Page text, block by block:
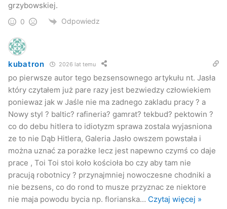
grzybowskiej.
0 Odpowiedz
kubatron 2026 lat temu
po pierwsze autor tego bezsensownego artykułu nt. Jasła
który czytałem już pare razy jest bezwiedzy człowiekiem
poniewaz jak w Jaśle nie ma zadnego zakladu pracy ? a
Nowy styl ? baltic? rafineria? gamrat? tekbud? pektowin ?
co do debu hitlera to idiotyzm sprawa zostala wyjasniona
ze to nie Dąb Hitlera, Galeria Jasło owszem powstała i
można uznać za porażke lecz jest napewno czymś co daje
prace , Toi Toi stoi koło kościoła bo czy aby tam nie
pracują robotnicy ? przynajmniej nowoczesne chodniki a
nie bezsens, co do rond to musze przyznac ze niektore
nie maja powodu bycia np. florianska… Czytaj więcej »